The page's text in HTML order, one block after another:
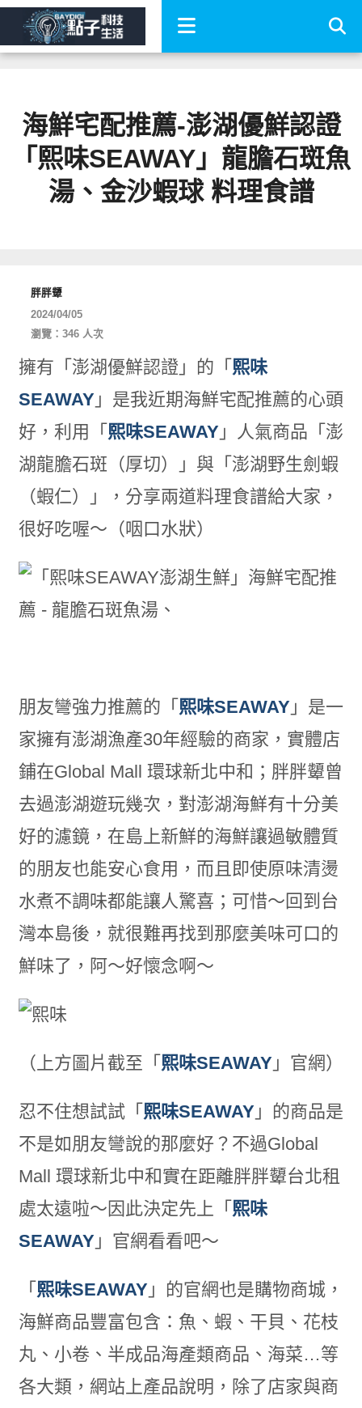
海鮮宅配推薦-澎湖優鮮認證
「熙味SEAWAY」龍膽石斑魚
湯、金沙蝦球 料理食譜
胖胖顰
2024/04/05
瀏覽：346 人次
擁有「澎湖優鮮認證」的「 熙味
SEAWAY 」是我近期海鮮宅配推薦的心頭
好，利用「 熙味SEAWAY 」人氣商品「澎
湖龍膽石斑（厚切）」與「澎湖野生劍蝦
（蝦仁）」，分享兩道料理食譜給大家，
很好吃喔～（咽口水狀）
朋友彎強力推薦的「 熙味SEAWAY 」是一
家擁有澎湖漁產30年經驗的商家，實體店
鋪在Global Mall 環球新北中和；胖胖顰曾
去過澎湖遊玩幾次，對澎湖海鮮有十分美
好的濾鏡，在島上新鮮的海鮮讓過敏體質
的朋友也能安心食用，而且即使原味清燙
水煮不調味都能讓人驚喜；可惜～回到台
灣本島後，就很難再找到那麼美味可口的
鮮味了，阿～好懷念啊～
（上方圖片截至「 熙味SEAWAY 」官網）
忍不住想試試「 熙味SEAWAY 」的商品是
不是如朋友彎說的那麼好？不過Global
Mall 環球新北中和實在距離胖胖顰台北租
處太遠啦～因此決定先上「 熙味
SEAWAY 」官網看看吧～
「 熙味SEAWAY 」的官網也是購物商城，
海鮮商品豐富包含：魚、蝦、干貝、花枝
丸、小卷、半成品海產類商品、海菜…等
各大類，網站上產品說明，除了店家與商